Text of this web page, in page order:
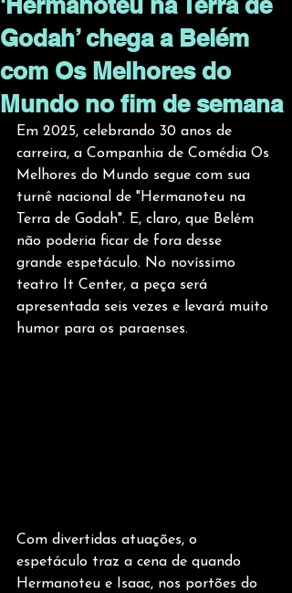
Godah’ chega a Belém
com Os Melhores do
Mundo no fim de semana
Em 2025, celebrando 30 anos de
carreira, a Companhia de Comédia Os
Melhores do Mundo segue com sua
turnê nacional de "Hermanoteu na
Terra de Godah". E, claro, que Belém
não poderia ficar de fora desse
grande espetáculo. No novíssimo
teatro It Center, a peça será
apresentada seis vezes e levará muito
humor para os paraenses.
Com divertidas atuações, o
espetáculo traz a cena de quando
Hermanoteu e Isaac, nos portões do